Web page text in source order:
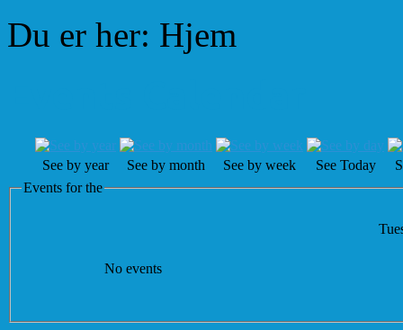
Du er her: Hjem
See by year See by month See by week See Today
Events for the
No events